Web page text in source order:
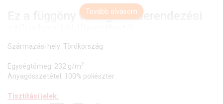
Ez a függöny vintage lakberendezési
Ez a függöny tökéletesen illeszkedik a vintage stílus
kiemeli a helyiség hangulatát. Ideális választás, ha olyan textilt
keresünk, amely rugalmasan alkalmazkodik a meglévő
Tovább olvasom
Származási hely: Törökország
Egységtömeg: 232 g/m2
Anyagösszetétel: 100% poliészter
Tisztítási jelek: